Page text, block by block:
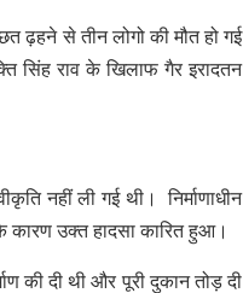
ढ़हने से तीन लोगो की मौत हो गई
सिंह राव के खिलाफ गैर इरादतन
नहीं ली गई थी। निर्माणाधीन
उक्त हादसा कारित हुआ।
की दी थी और पूरी दुकान तोड़ दी